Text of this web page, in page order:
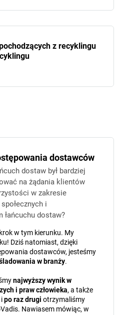
z recyklingu
dostawców
dostaw był bardziej
na żądania klientów
w zakresie
i
łańcuchu dostaw?
w tym kierunku. My
Dziś natomiast, dzięki
dostawców, jesteśmy
w branży.
najwyższy wynik w
i praw człowieka, a także
ipo raz drugi otrzymaliśmy
Nawiasem mówiąc, w